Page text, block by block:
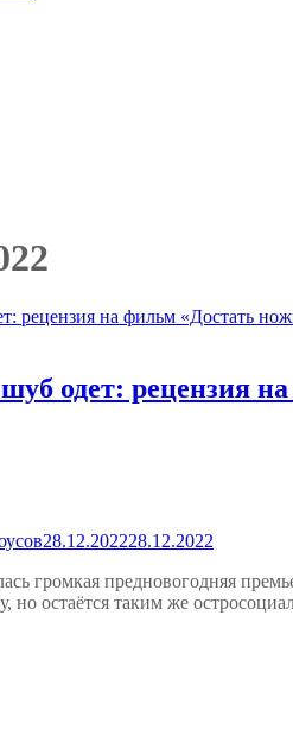
одет: рецензия
28.12.202228.12.2022
громкая предновогодняя
но остаётся таким же